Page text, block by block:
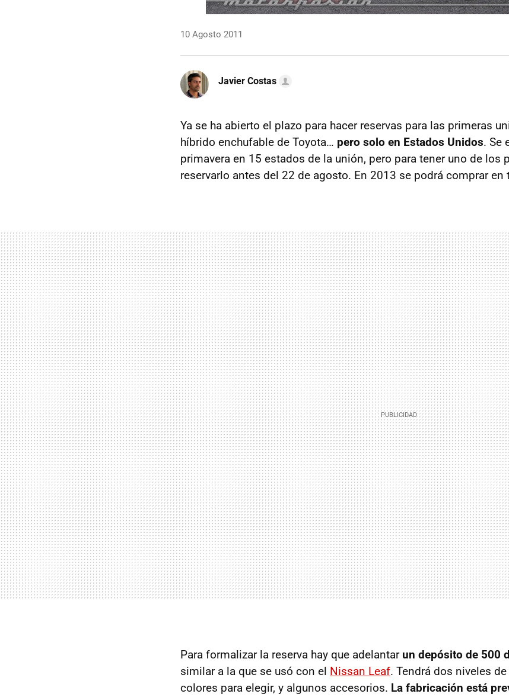
10 Agosto 2011
Javier Costas
Ya se ha abierto el plazo para hacer reservas para las primeras
híbrido enchufable de Toyota… pero solo en Estados Unidos. Se
primavera en 15 estados de la unión, pero para tener uno de los
reservarlo antes del 22 de agosto. En 2013 se podrá comprar en
Para formalizar la reserva hay que adelantar un depósito de 500
similar a la que se usó con el Nissan Leaf. Tendrá dos niveles
colores para elegir, y algunos accesorios. La fabricación está